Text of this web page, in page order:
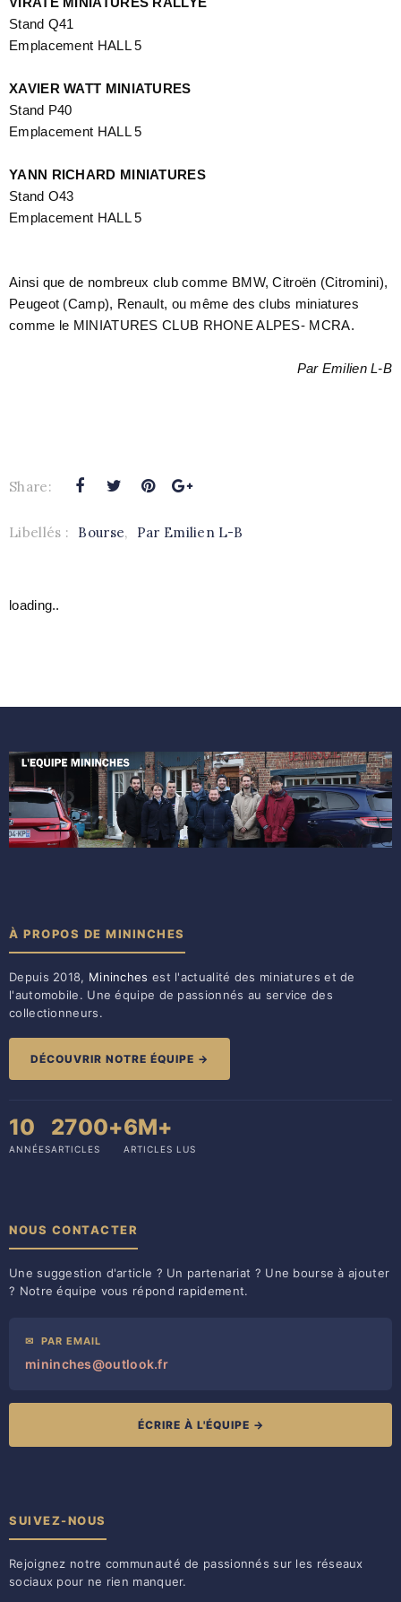
Stand Q41
Emplacement HALL 5
XAVIER WATT MINIATURES
Stand P40
Emplacement HALL 5
YANN RICHARD MINIATURES
Stand O43
Emplacement HALL 5
Ainsi que de nombreux club comme BMW, Citroën (Citromini),
Peugeot (Camp), Renault, ou même des clubs miniatures
comme le MINIATURES CLUB RHONE ALPES- MCRA.
Par Emilien L-B
Share:
Libellés : Bourse, Par Emilien L-B
loading..
À PROPOS DE MININCHES
Depuis 2018, Mininches est l'actualité des miniatures et de
l'automobile. Une équipe de passionnés au service des
collectionneurs.
DÉCOUVRIR NOTRE ÉQUIPE →
10
ANNÉES
2700+
ARTICLES
6M+
ARTICLES LUS
NOUS CONTACTER
Une suggestion d'article ? Un partenariat ? Une bourse à ajouter
? Notre équipe vous répond rapidement.
✉ PAR EMAIL
mininches@outlook.fr
ÉCRIRE À L'ÉQUIPE →
SUIVEZ-NOUS
Rejoignez notre communauté de passionnés sur les réseaux
sociaux pour ne rien manquer.